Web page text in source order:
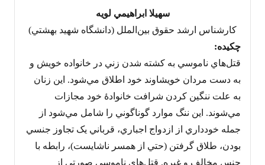
سهيلا ابراهيمي لويه
کارشناس ارشد حقوق بين‌الملل (دانشگاه شهيد بهشتي)
چکيده:
قتل‌هاي ناموسي به کشته شدن زني در خانواده خويش و
به دست مردان خويشاوند خود اطلاق مي‌شود. اين زنان
به علت ننگين کردن شرافت خانوادۀ خود مجازات
مي‌شوند. اين ننگ موارد گوناگوني را شامل مي‌شود از
جمله خودداري از ازدواج اجباري، قرباني يک تجاوز جنسي
بودن، طلاق گرفتن (حتي از همسر ناشايست)، رابطه با
جنس مخالف و غيره. قتل‌هاي ناموسي صورتي از